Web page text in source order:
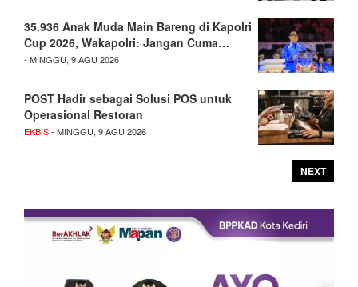
35.936 Anak Muda Main Bareng di Kapolri
Cup 2026, Wakapolri: Jangan Cuma…
- MINGGU, 9 AGU 2026
POST Hadir sebagai Solusi POS untuk
Operasional Restoran
EKBIS- MINGGU, 9 AGU 2026
NEXT